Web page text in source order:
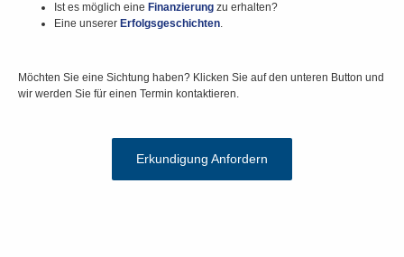
Ist es möglich eine Finanzierungzu erhalten?
Eine unserer Erfolgsgeschichten.
Möchten Sie eine Sichtung haben? Klicken Sie auf den unteren Button und
wir werden Sie für einen Termin kontaktieren.
Erkundigung Anfordern